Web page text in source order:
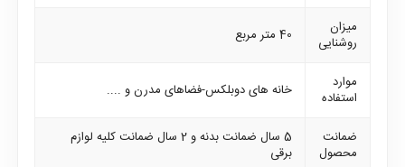
میزان
روشنایی
40 متر مربع
موارد
استفاده
خانه های دوبلکس-فضاهای مدرن و ....
ضمانت
محصول
5 سال ضمانت بدنه و 2 سال ضمانت کلیه لوازم
برقی